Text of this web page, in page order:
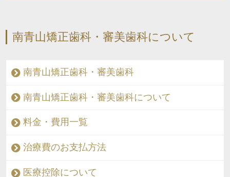
南青山矯正歯科・審美歯科について
南青山矯正歯科・審美歯科
南青山矯正歯科・審美歯科について
料金・費用一覧
治療費のお支払方法
医療控除について